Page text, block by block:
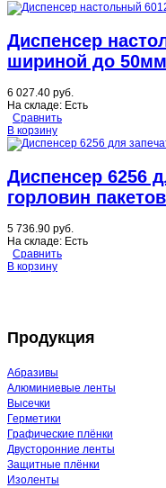
Диспенсер
шириной до 50мм
6 027.40 руб.
На складе: Есть
Сравнить
В корзину
Диспенсер 6256
горловин пакетов
5 736.90 руб.
На складе: Есть
Сравнить
В корзину
Продукция
Абразивы
Алюминиевые ленты
Высечки
Герметики
Графические плёнки
Двусторонние ленты
Защитные плёнки
Изоленты